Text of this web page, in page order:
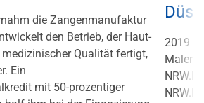
die Zangenmanufaktur
den Betrieb, der Haut-
Qualität fertigt,
Ein
mit 50-prozentiger
2019